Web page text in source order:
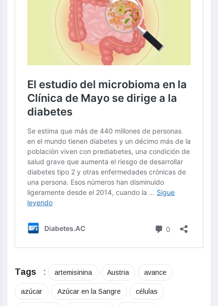
Tags : artemisinina Austria avance
azúcar Azúcar en la Sangre células